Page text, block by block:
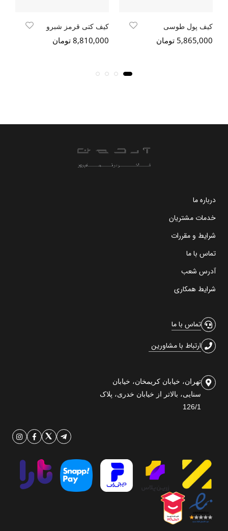
کیف پول طوسی
5,865,000 تومان
کیف کتی قرمز شبرو
8,810,000 تومان
درباره ما
خدمات مشتریان
شرایط و مقررات
تماس با ما
آدرس شعب
شرایط همکاری
تماس با ما
ارتباط با مشاورین
تهران، خیابان کریمخان، خیابان
سنایی، بالاتر از خیابان خدری، پلاک
126/1